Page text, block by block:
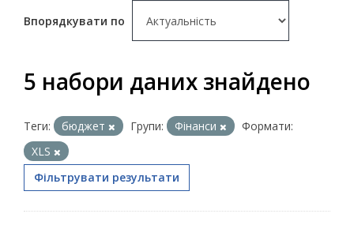
Впорядкувати по
5 набори даних знайдено
Теги: бюджет Групи: Фінанси
Формати:
XLS
Фільтрувати результати